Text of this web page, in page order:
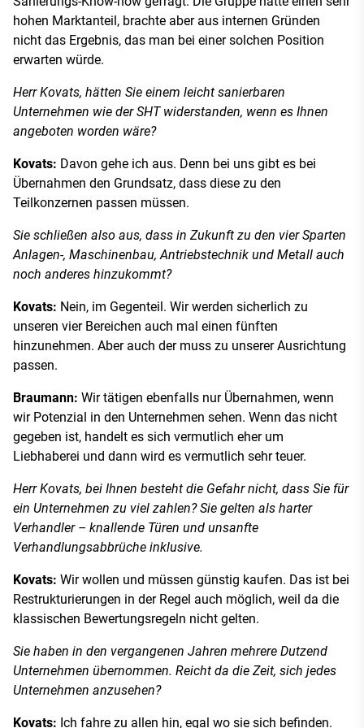
hohen Marktanteil, brachte aber aus internen Gründen
nicht das Ergebnis, das man bei einer solchen Position
erwarten würde.
Herr Kovats, hätten Sie einem leicht sanierbaren
Unternehmen wie der SHT widerstanden, wenn es Ihnen
angeboten worden wäre?
Kovats: Davon gehe ich aus. Denn bei uns gibt es bei
Übernahmen den Grundsatz, dass diese zu den
Teilkonzernen passen müssen.
Sie schließen also aus, dass in Zukunft zu den vier Sparten
Anlagen-, Maschinenbau, Antriebstechnik und Metall auch
noch anderes hinzukommt?
Kovats: Nein, im Gegenteil. Wir werden sicherlich zu
unseren vier Bereichen auch mal einen fünften
hinzunehmen. Aber auch der muss zu unserer Ausrichtung
passen.
Braumann: Wir tätigen ebenfalls nur Übernahmen, wenn
wir Potenzial in den Unternehmen sehen. Wenn das nicht
gegeben ist, handelt es sich vermutlich eher um
Liebhaberei und dann wird es vermutlich sehr teuer.
Herr Kovats, bei Ihnen besteht die Gefahr nicht, dass Sie für
ein Unternehmen zu viel zahlen? Sie gelten als harter
Verhandler – knallende Türen und unsanfte
Verhandlungsabbrüche inklusive.
Kovats: Wir wollen und müssen günstig kaufen. Das ist bei
Restrukturierungen in der Regel auch möglich, weil da die
klassischen Bewertungsregeln nicht gelten.
Sie haben in den vergangenen Jahren mehrere Dutzend
Unternehmen übernommen. Reicht da die Zeit, sich jedes
Unternehmen anzusehen?
Kovats: Ich fahre zu allen hin, egal wo sie sich befinden.